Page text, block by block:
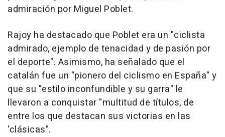
admiración por Miguel Poblet.
Rajoy ha destacado que Poblet era un "ciclista
admirado, ejemplo de tenacidad y de pasión por
el deporte". Asimismo, ha señalado que el
catalán fue un "pionero del ciclismo en España" y
que su "estilo inconfundible y su garra" le
llevaron a conquistar "multitud de títulos, de
entre los que destacan sus victorias en las
'clásicas".